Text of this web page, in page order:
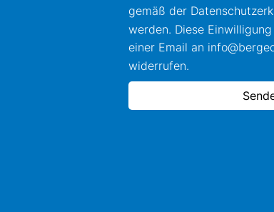
gemäß der
werden. Diese
einer Email an
widerrufen.